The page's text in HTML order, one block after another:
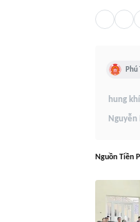
Phú
hung khí
Nguyễn
Nguồn Tiền